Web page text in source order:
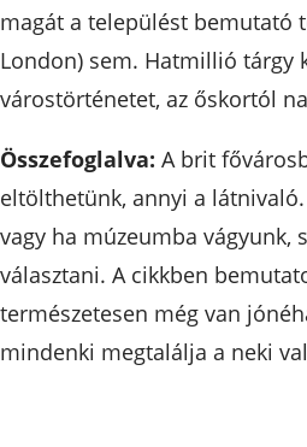
magát a települést bemutató
London) sem. Hatmillió tárgy
várostörténetet, az őskortól
Összefoglalva: A brit
eltölthetünk, annyi a
vagy ha múzeumba vágyunk,
választani. A cikkben
természetesen még van
mindenki megtalálja a neki